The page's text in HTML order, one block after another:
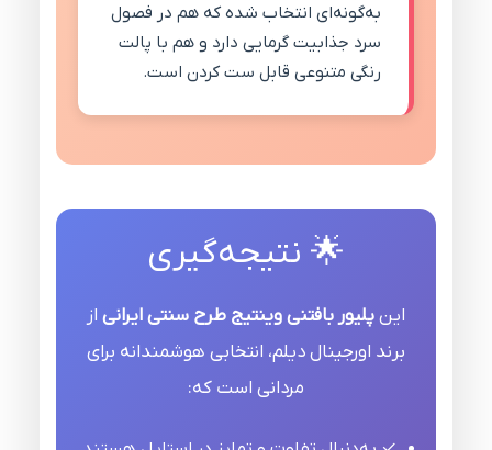
به‌گونه‌ای انتخاب شده که هم در فصول
سرد جذابیت گرمایی دارد و هم با پالت
رنگی متنوعی قابل ست کردن است.
🌟 نتیجه‌گیری
اینپلیور بافتنی وینتیج طرح سنتی ایرانی از
برند اورجینال دیلم، انتخابی هوشمندانه برای
مردانی است که: